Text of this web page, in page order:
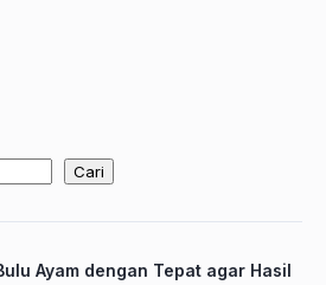
Cari
Ayam dengan Tepat agar Hasil